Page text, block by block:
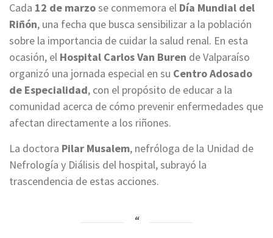
Cada 12 de marzose conmemora el Día Mundial del
Riñón, una fecha que busca sensibilizar a la población
sobre la importancia de cuidar la salud renal. En esta
ocasión, el Hospital Carlos Van Buren de Valparaíso
organizó una jornada especial en su Centro Adosado
de Especialidad, con el propósito de educar a la
comunidad acerca de cómo prevenir enfermedades que
afectan directamente a los riñones.
La doctora Pilar Musalem, nefróloga de la Unidad de
Nefrología y Diálisis del hospital, subrayó la
trascendencia de estas acciones.